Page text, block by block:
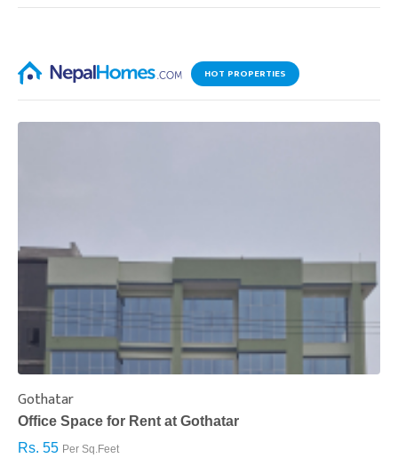
HOT PROPERTIES
Gothatar
Office Space for Rent at Gothatar
Rs. 55 Per Sq.Feet